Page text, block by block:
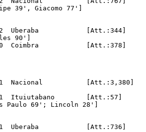
39', Giacomo 77']
90']
Paulo 69'; Lincoln 28']